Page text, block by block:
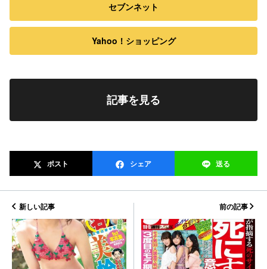
セブンネット
Yahoo！ショッピング
記事を見る
ポスト シェア 送る
新しい記事 前の記事